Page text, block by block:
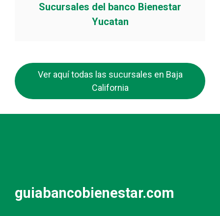
Sucursales del banco Bienestar
Yucatan
Ver aquí todas las sucursales en Baja
California
guiabancobienestar.com